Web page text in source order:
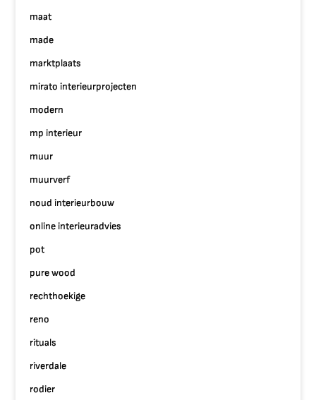
maat
made
marktplaats
mirato interieurprojecten
modern
mp interieur
muur
muurverf
noud interieurbouw
online interieuradvies
pot
pure wood
rechthoekige
reno
rituals
riverdale
rodier